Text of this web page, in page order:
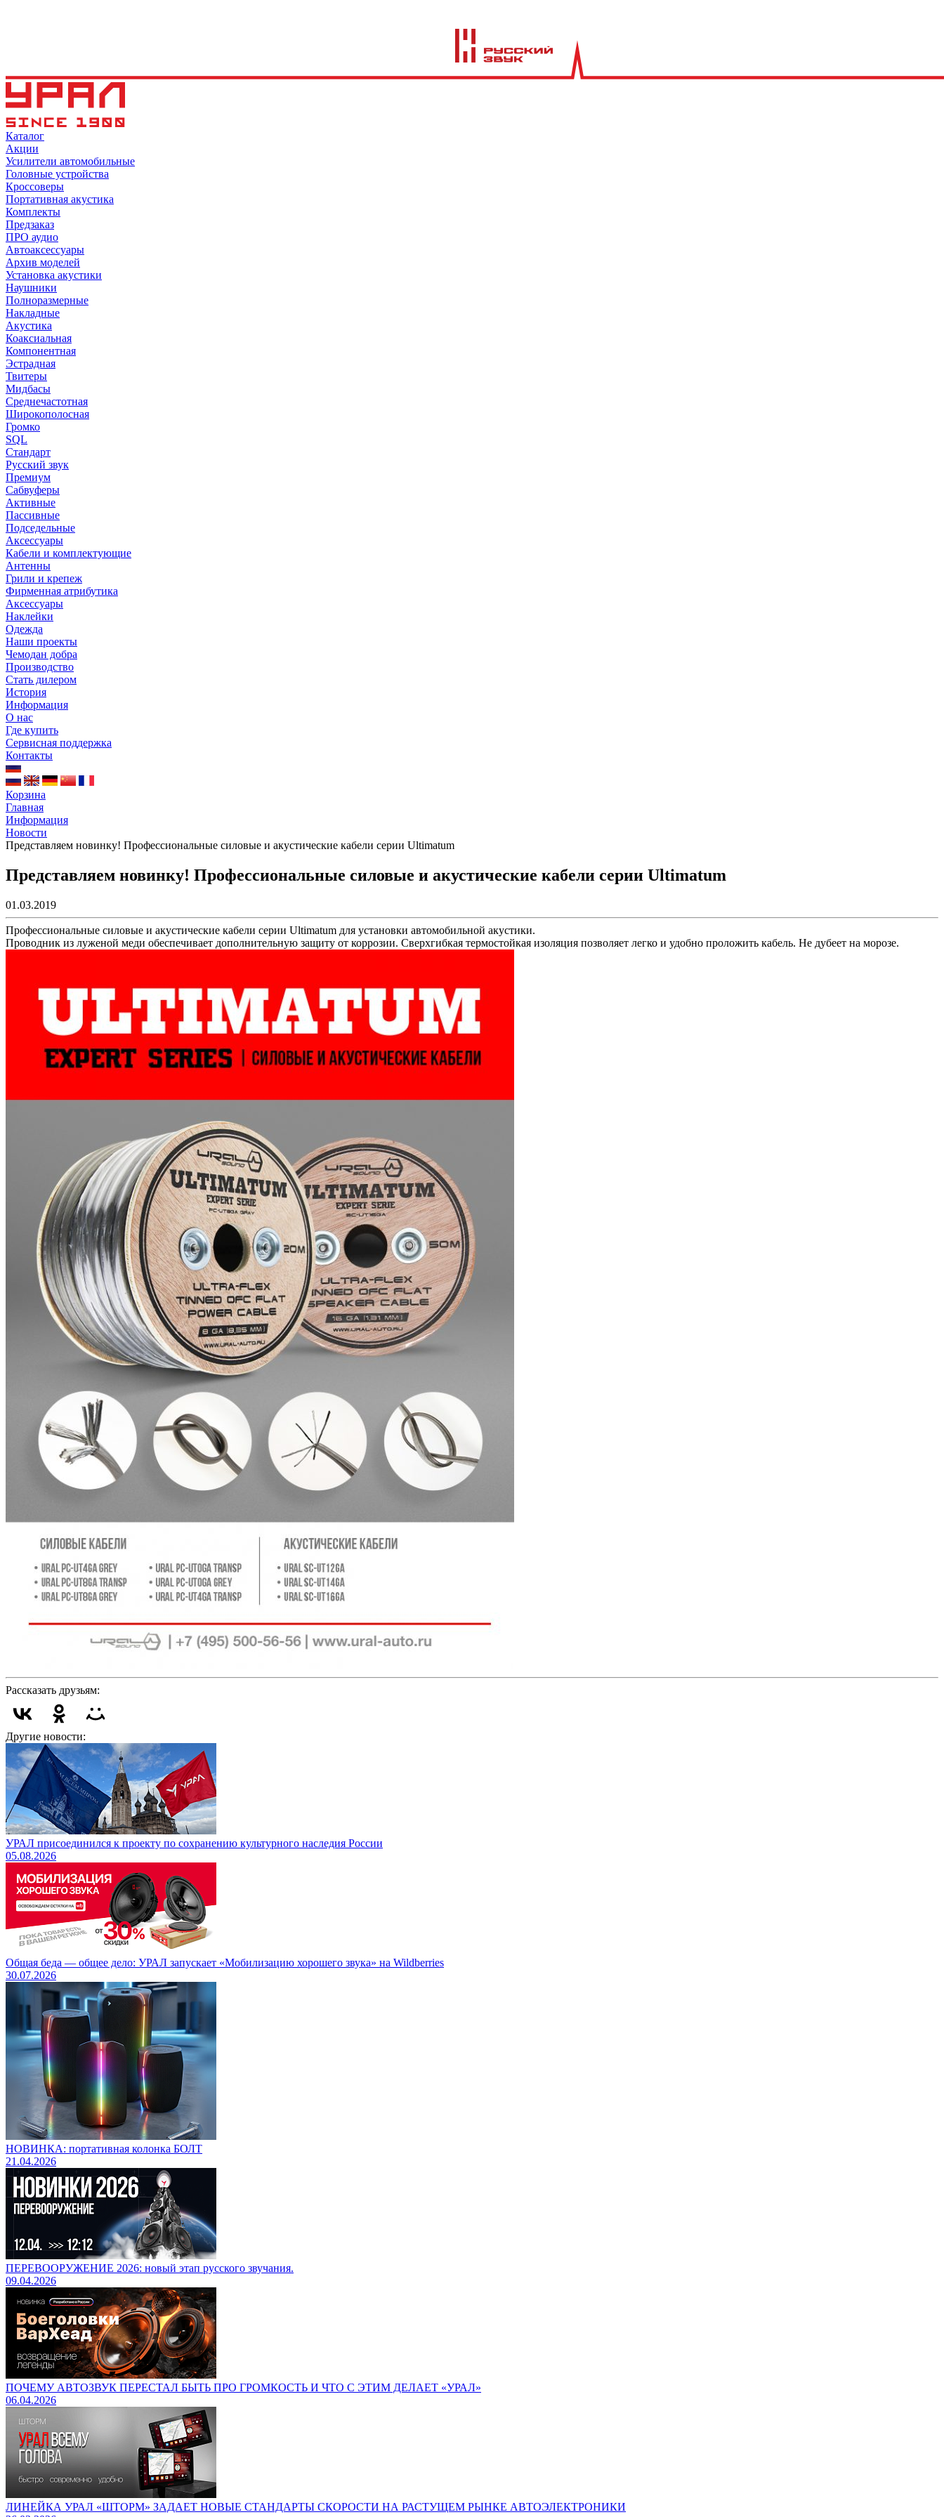
Каталог
Акции
Усилители автомобильные
Головные устройства
Кроссоверы
Портативная акустика
Комплекты
Предзаказ
ПРО аудио
Автоаксессуары
Архив моделей
Установка акустики
Наушники
Полноразмерные
Накладные
Акустика
Коаксиальная
Компонентная
Эстрадная
Твитеры
Мидбасы
Среднечастотная
Широкополосная
Громко
SQL
Стандарт
Русский звук
Премиум
Сабвуферы
Активные
Пассивные
Подседельные
Аксессуары
Кабели и комплектующие
Антенны
Грили и крепеж
Фирменная атрибутика
Аксессуары
Наклейки
Одежда
Наши проекты
Чемодан добра
Производство
Стать дилером
История
Информация
О нас
Где купить
Сервисная поддержка
Контакты
Корзина
Главная
Информация
Новости
Представляем новинку! Профессиональные силовые и акустические кабели серии Ultimatum
Представляем новинку! Профессиональные силовые и акустические кабели серии Ultimatum
01.03.2019
Профессиональные силовые и акустические кабели серии Ultimatum для установки автомобильной акустики.
Проводник из луженой меди обеспечивает дополнительную защиту от коррозии. Сверхгибкая термостойкая изоляция позволяет легко и удобно проложить кабель. Не дубеет на морозе.
Рассказать друзьям:
Другие новости:
УРАЛ присоединился к проекту по сохранению культурного наследия России
05.08.2026
Общая беда — общее дело: УРАЛ запускает «Мобилизацию хорошего звука» на Wildberries
30.07.2026
НОВИНКА: портативная колонка БОЛТ
21.04.2026
ПЕРЕВООРУЖЕНИЕ 2026: новый этап русского звучания.
09.04.2026
ПОЧЕМУ АВТОЗВУК ПЕРЕСТАЛ БЫТЬ ПРО ГРОМКОСТЬ И ЧТО С ЭТИМ ДЕЛАЕТ «УРАЛ»
06.04.2026
ЛИНЕЙКА УРАЛ «ШТОРМ» ЗАДАЕТ НОВЫЕ СТАНДАРТЫ СКОРОСТИ НА РАСТУЩЕМ РЫНКЕ АВТОЭЛЕКТРОНИКИ